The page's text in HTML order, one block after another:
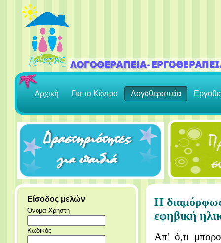
Αρχική Για το Κέντρο Λογοθεραπεία
Είσοδος μελών
Όνομα Χρήστη
Κωδικός
Η
εφηβική
Απ' ό,τι